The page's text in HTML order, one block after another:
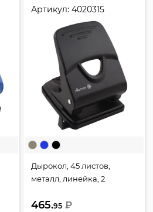
Артикул:4020315
Дырокол, 45 листов,
металл, линейка, 2
цвет черный, Attomex,
465.95 ₽